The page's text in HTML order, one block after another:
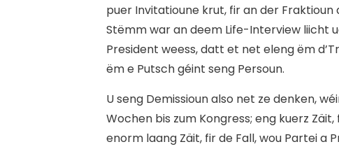
puer Invitatioune krut, fir an der
Stëmm war an deem Life-Interview liicht
President weess, datt et net eleng ëm
ëm e Putsch géint seng Persoun.
U seng Demissioun also net ze denken,
Wochen bis zum Kongress; eng kuerz
enorm laang Zäit, fir de Fall, wou Partei a